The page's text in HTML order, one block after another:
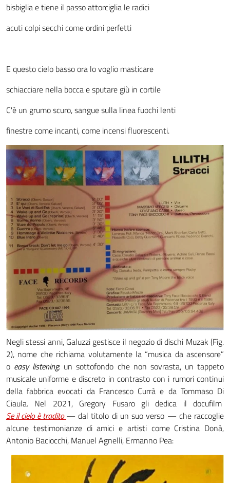
bisbiglia e tiene il passo attorciglia le radici
acuti colpi secchi come ordini perfetti
E questo cielo basso ora lo voglio masticare
schiacciare nella bocca e sputare giù in cortile
C'è un grumo scuro, sangue sulla linea fuochi lenti
finestre come incanti, come incensi fluorescenti.
Negli stessi anni, Galuzzi gestisce il negozio di dischi Muzak (Fig.
2), nome che richiama volutamente la “musica da ascensore”
o easy listening: un sottofondo che non sovrasta, un tappeto
musicale uniforme e discreto in contrasto con i rumori continui
della fabbrica evocati da Francesco Currà e da Tommaso Di
Ciaula. Nel 2021, Gregory Fusaro gli dedica il docufilm
Se il cielo è tradito— dal titolo di un suo verso — che raccoglie
alcune testimonianze di amici e artisti come Cristina Donà,
Antonio Baciocchi, Manuel Agnelli, Ermanno Pea: